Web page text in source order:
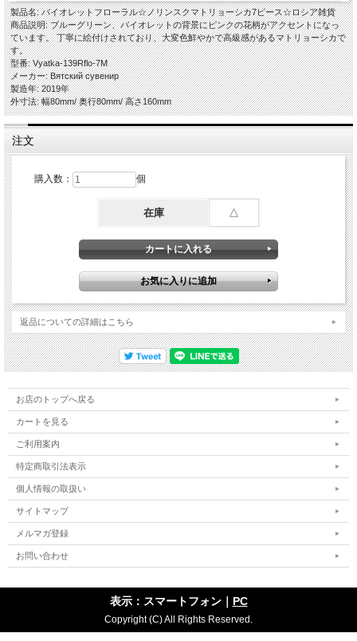
製品名: バイオレットフローラル☆ノリンスクマトリョーシカ7ピース☆ロシア雑貨
商品説明: ブルーグリーン、バイオレットの背景にピンクの花柄がアクセントになっ
ています。 丁寧に絵付けされており、大変色鮮やかで高級感があるマトリョーシカで
す。
型番: Vyatka-139Rflo-7M
メーカー: Вятский сувенир
製造年: 2019年
外寸法: 幅80mm/ 奥行80mm/ 高さ160mm
注文
購入数： 個
在庫 △
返品についての詳細はこちら
お店のトップへ戻る
カートを見る
ご利用案内
特定商取引法表示
個人情報の取扱い
サイトマップ
メルマガ登録
お問い合わせ
表示：スマートフォン｜ PC
Copyright (C) All Rights Reserved.